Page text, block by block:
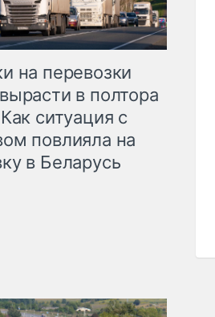
на перевозки
в полтора
ситуация с
повлияла на
в Беларусь